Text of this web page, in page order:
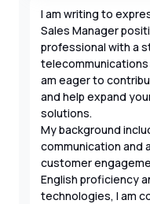
I am writing to
Sales Manager
professional with a
am eager to
and help expand
solutions.
My background
communication and
customer
English proficiency
technologies, I am